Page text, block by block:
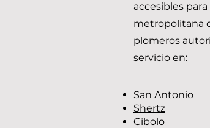
accesibles
metropolitana
plomeros
servicio en:
San Antonio
Shertz
Cibolo